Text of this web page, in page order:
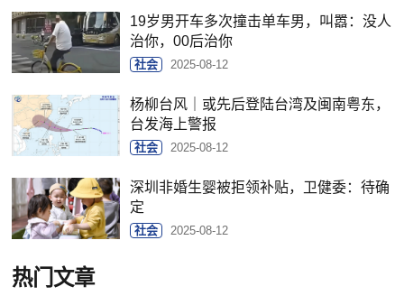
19岁男开车多次撞击单车男，叫嚣：没人
治你，00后治你
社会 2025-08-12
杨柳台风｜或先后登陆台湾及闽南粤东，
台发海上警报
社会 2025-08-12
深圳非婚生婴被拒领补贴，卫健委：待确
定
社会 2025-08-12
热门文章